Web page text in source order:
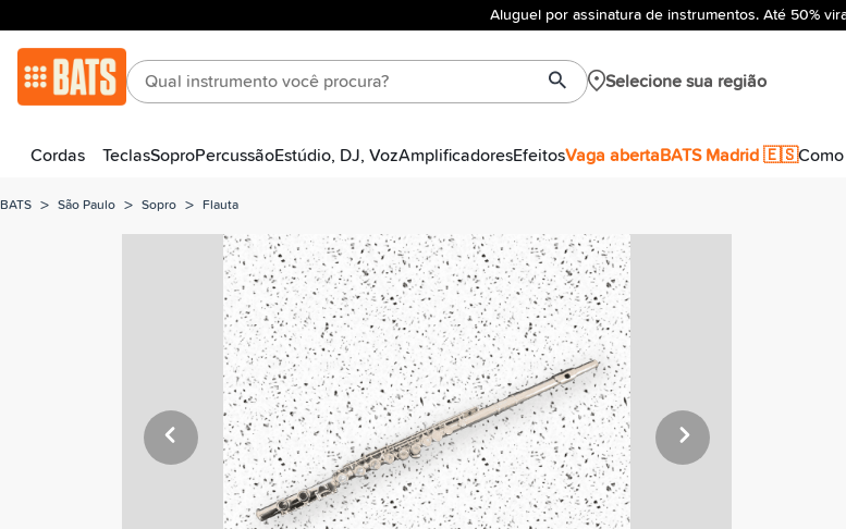
Aluguel por assinatura de instrumentos. Até 50%
Selecione sua região
Cordas TeclasSoproPercussãoEstúdio, DJ, VozAmplificadoresEfeitosVaga abertaBATS Madrid 🇪🇸
BATS > São Paulo > Sopro > Flauta